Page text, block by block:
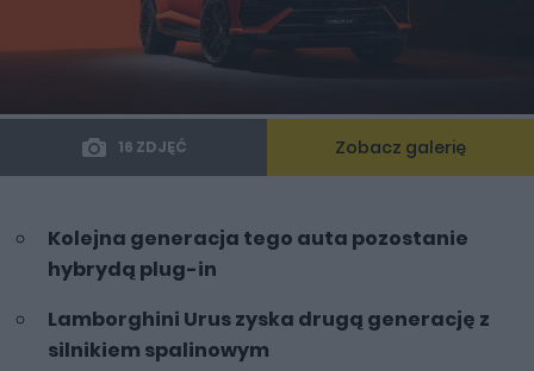
16 ZDJĘĆ Zobacz galerię
Kolejna generacja tego auta pozostanie
hybrydą plug-in
Lamborghini Urus zyska drugą generację z
silnikiem spalinowym